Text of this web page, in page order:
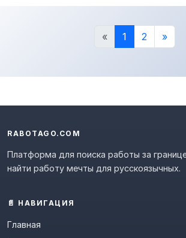
« 1 2 »
RABOTAGO.COM
Платформа для поиска работы за
найти работу мечты для русскоязычных.
📄 НАВИГАЦИЯ
Главная